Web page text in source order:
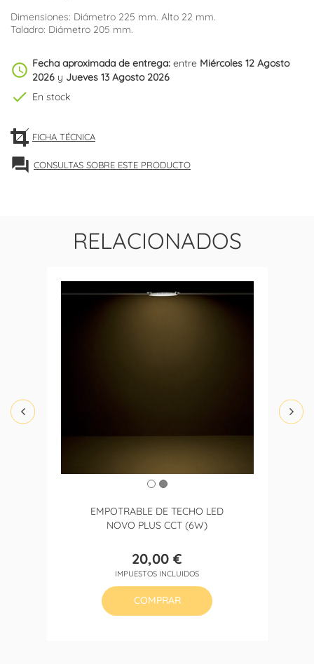
Dimensiones: Diámetro 225 mm. Alto 22 mm.
Taladro: Diámetro 205 mm.
schedule Fecha aproximada de entrega: entre Miércoles 12 Agosto
2026 y Jueves 13 Agosto 2026
check En stock
FICHA TÉCNICA
forum CONSULTAS SOBRE ESTE PRODUCTO
RELACIONADOS
EMPOTRABLE DE TECHO LED
NOVO PLUS CCT (6W)
Precio
20,00 €
IMPUESTOS INCLUIDOS
COMPRAR